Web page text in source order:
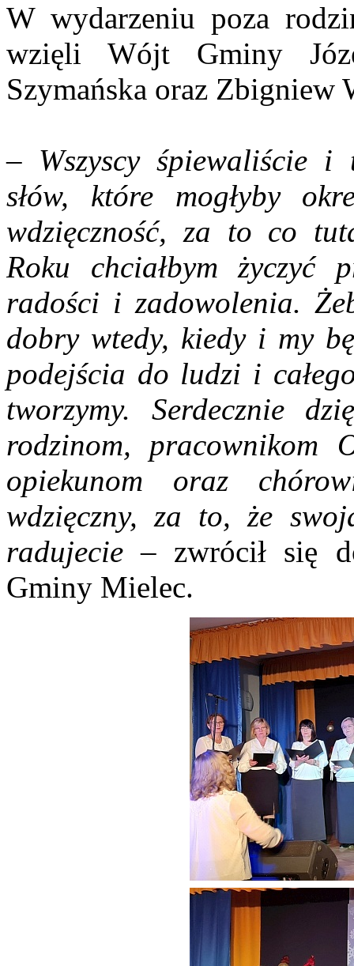
W wydarzeniu poza
wzięli Wójt Gminy
Szymańska oraz Zbigniew
– Wszyscy śpiewaliście
słów, które mogłyby
wdzięczność, za to co
Roku chciałbym życzyć
radości i zadowolenia.
dobry wtedy, kiedy i my
podejścia do ludzi i
tworzymy. Serdecznie
rodzinom, pracownikom
opiekunom oraz
wdzięczny, za to, że
radujecie – zwrócił się
Gminy Mielec.